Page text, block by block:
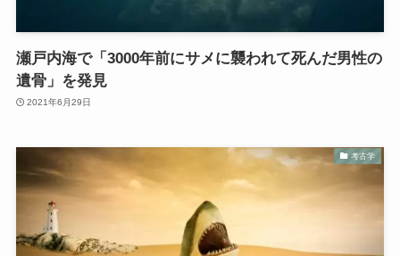
瀬戸内海で「3000年前にサメに襲われて死んだ男性の
遺骨」を発見
2021年6月29日
考古学